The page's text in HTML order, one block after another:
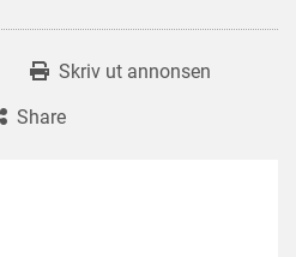
Skriv ut annonsen
Share